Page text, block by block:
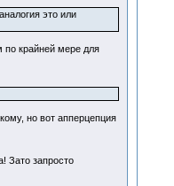
это или
крайней мере для
но вот апперцепция
Зато запросто